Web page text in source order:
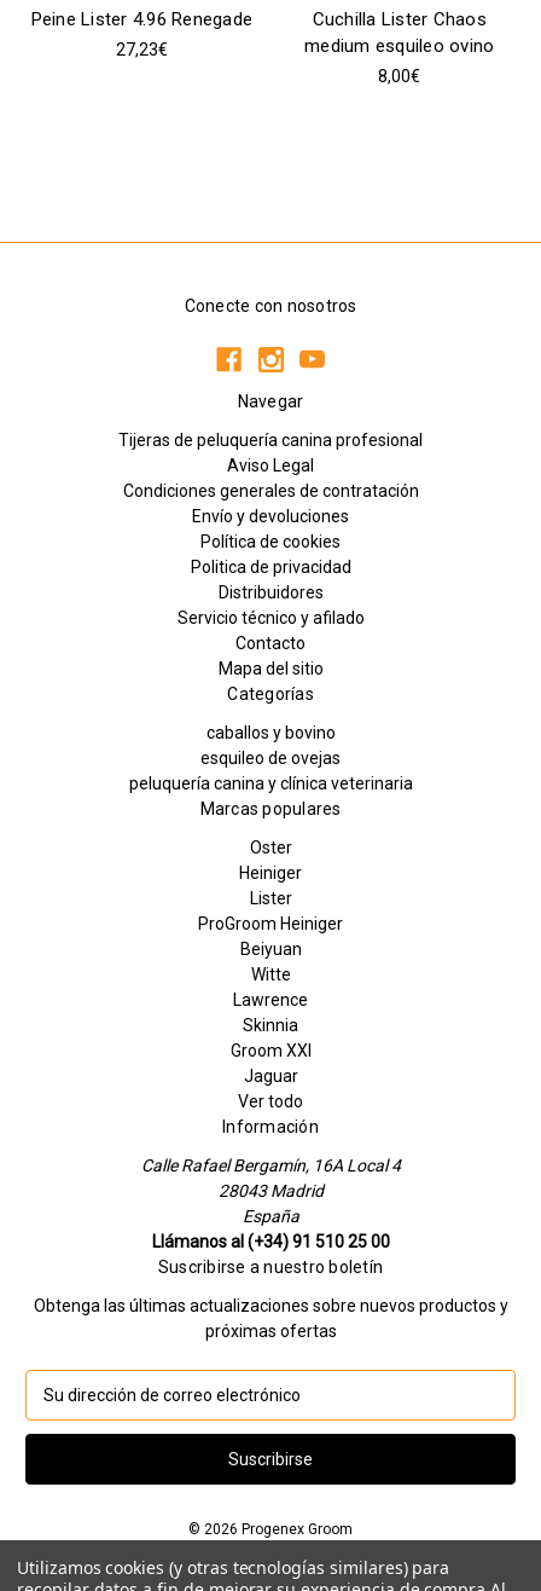
Peine Lister 4.96 Renegade
27,23€
Cuchilla Lister Chaos
medium esquileo ovino
8,00€
Conecte con nosotros
Navegar
Tijeras de peluquería canina profesional
Aviso Legal
Condiciones generales de contratación
Envío y devoluciones
Política de cookies
Politica de privacidad
Distribuidores
Servicio técnico y afilado
Contacto
Mapa del sitio
Categorías
caballos y bovino
esquileo de ovejas
peluquería canina y clínica veterinaria
Marcas populares
Oster
Heiniger
Lister
ProGroom Heiniger
Beiyuan
Witte
Lawrence
Skinnia
Groom XXI
Jaguar
Ver todo
Información
Calle Rafael Bergamín, 16A Local 4
28043 Madrid
España
Llámanos al (+34) 91 510 25 00
Suscribirse a nuestro boletín
Obtenga las últimas actualizaciones sobre nuevos productos y
próximas ofertas
r
c
ó
n
© 2026 Progenex Groom
Si quieres hablar con nosotros llamanos al
Utilizamos cookies (y otras tecnologías similares) para